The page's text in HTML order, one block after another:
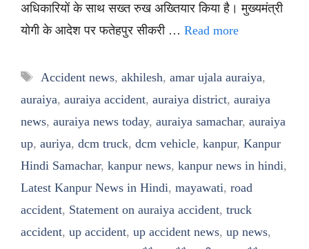
अधिकारियों के साथ सख्त रुख अख्तियार किया है। मुख्यमंत्री
योगी के आदेश पर फतेहपुर सीकरी … Read more
Tags
Accident news, akhilesh, amar ujala auraiya,
auraiya, auraiya accident, auraiya district, auraiya
news, auraiya news today, auraiya samachar, auraiya
up, auriya, dcm truck, dcm vehicle, kanpur, Kanpur
Hindi Samachar, kanpur news, kanpur news in hindi,
Latest Kanpur News in Hindi, mayawati, road
accident, Statement on auraiya accident, truck
accident, up accident, up accident news, up news,